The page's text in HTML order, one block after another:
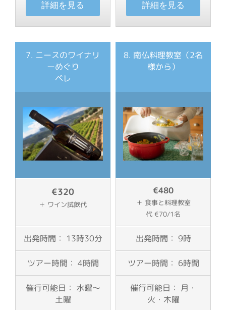
詳細を見る 詳細を見る
7. ニースのワイナリ
ーめぐり
ベレ
€320
＋ ワイン試飲代
出発時間： 13時30分
ツアー時間： 4時間
催行可能日： 水曜〜
土曜
8. 南仏料理教室（2名
様から）
€480
＋ 食事と料理教室
代 €70/1名
出発時間： 9時
ツアー時間： 6時間
催行可能日： 月・
火・木曜